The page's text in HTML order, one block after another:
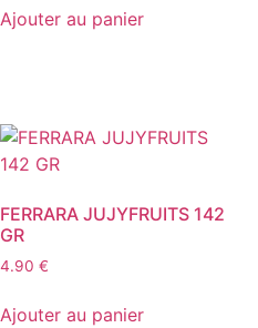
Ajouter au panier
FERRARA JUJYFRUITS 142
GR
4.90 €
Ajouter au panier